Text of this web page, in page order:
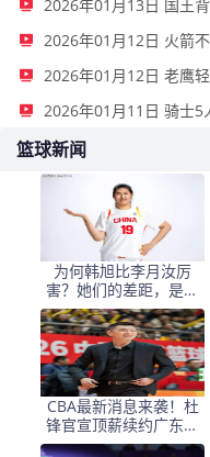
篮球新闻
为何韩旭比李月汝厉
害？她们的差距，是张
子宇选秀顺位暴跌的原
因
CBA最新消息来袭！杜
锋官宣顶薪续约广东男
篮，杨鸣婉拒执教北控